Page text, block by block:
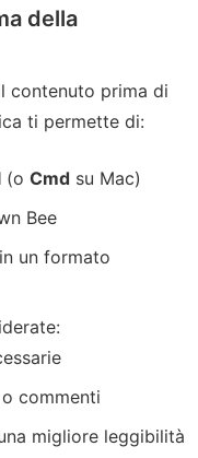
della
contenuto prima di
ti permette di:
(o Cmd su Mac)
Bee
un formato
commenti
migliore leggibilità